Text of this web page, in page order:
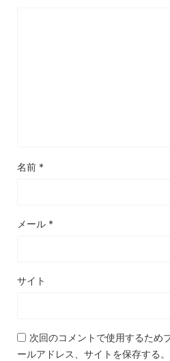
名前 *
メール *
サイト
次回のコメントで使用するため
ールアドレス、サイトを保存する。